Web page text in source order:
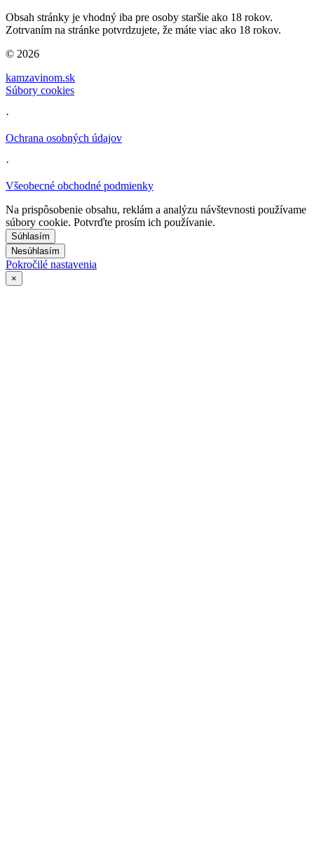
Obsah stránky je vhodný iba pre osoby staršie ako 18 rokov.
Zotrvaním na stránke potvrdzujete, že máte viac ako 18 rokov.
© 2026
kamzavinom.sk
Súbory cookies
·
Ochrana osobných údajov
·
Všeobecné obchodné podmienky
Na prispôsobenie obsahu, reklám a analýzu návštevnosti používame
súbory cookie. Potvrďte prosím ich používanie.
Súhlasím
Nesúhlasím
Pokročilé nastavenia
×